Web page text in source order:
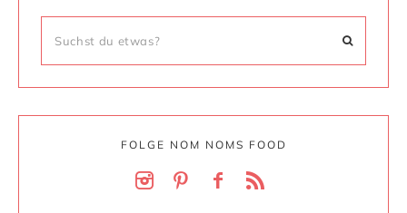
FOLGE NOM NOMS FOOD